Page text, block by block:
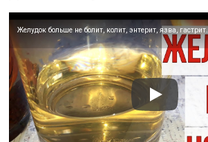
Желудок больше не болит, колит, энтерит, язва, гастрит.